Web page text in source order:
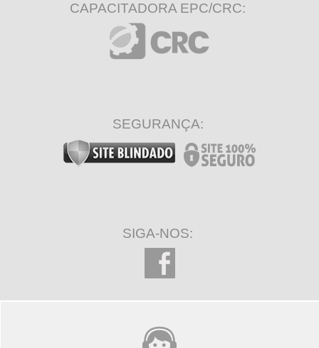
CAPACITADORA EPC/CRC:
SEGURANÇA:
SIGA-NOS: